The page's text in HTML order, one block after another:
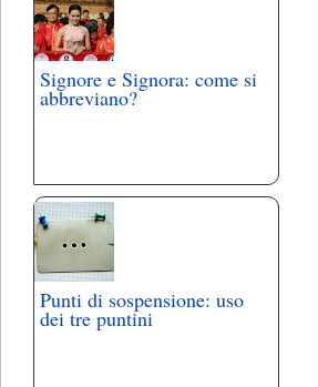
Signore e Signora: come si
abbreviano?
Punti di sospensione: uso
dei tre puntini